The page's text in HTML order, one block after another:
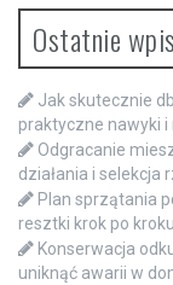
Ostatnie
Jak skutecznie
praktyczne nawyki
Odgracanie
działania i
Plan sprzątania
resztki krok po kroku
Konserwacja
uniknąć awarii w